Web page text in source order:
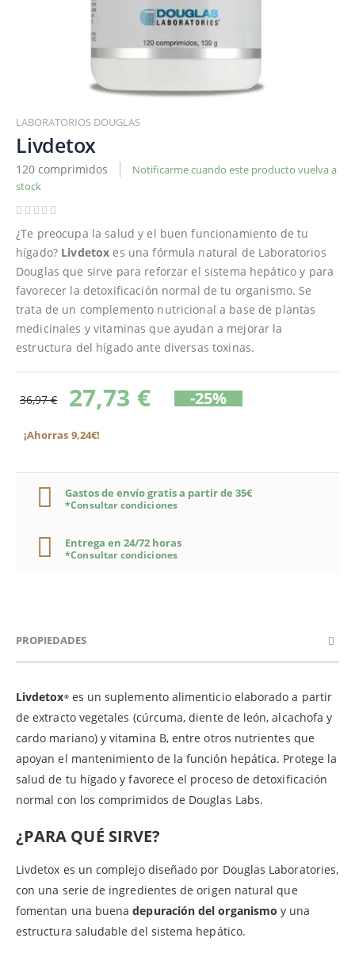
al
comienzo
de
la
galería
de
LABORATORIOS DOUGLAS
Livdetox
120 comprimidos
Notificarme cuando este producto vuelva a
stock
¿Te preocupa la salud y el buen funcionamiento de tu
hígado? Livdetox es una fórmula natural de Laboratorios
Douglas que sirve para reforzar el sistema hepático y para
favorecer la detoxificación normal de tu organismo. Se
trata de un complemento nutricional a base de plantas
medicinales y vitaminas que ayudan a mejorar la
estructura del hígado ante diversas toxinas.
36,97 € 27,73 € -25%
¡Ahorras 9,24€!
Gastos de envío gratis a partir de 35€
*Consultar condiciones
Entrega en 24/72 horas
*Consultar condiciones
PROPIEDADES
Livdetox® es un suplemento alimenticio elaborado a partir
de extracto vegetales (cúrcuma, diente de león, alcachofa y
cardo mariano) y vitamina B, entre otros nutrientes que
apoyan el mantenimiento de la función hepática. Protege la
salud de tu hígado y favorece el proceso de detoxificación
normal con los comprimidos de Douglas Labs.
¿PARA QUÉ SIRVE?
Livdetox es un complejo diseñado por Douglas Laboratories,
con una serie de ingredientes de origen natural que
fomentan una buenadepuración del organismo y una
estructura saludable del sistema hepático.